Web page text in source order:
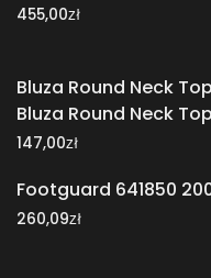
455,00zł
Bluza Round Neck
Bluza Round Neck Top
147,00zł
Footguard 641850
260,09zł